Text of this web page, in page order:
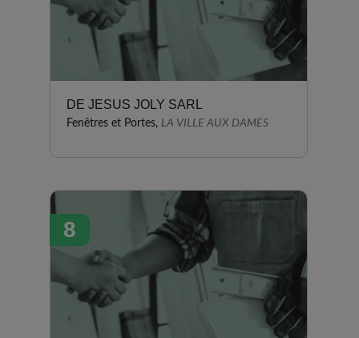
DE JESUS JOLY SARL
Fenêtres et Portes, LA VILLE AUX DAMES
8